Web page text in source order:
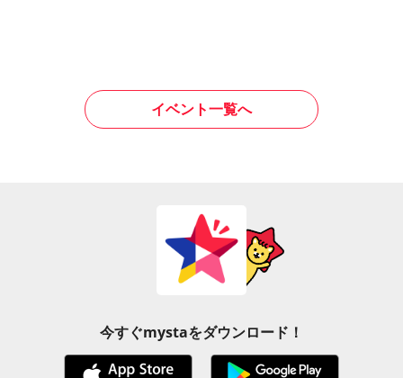
イベント一覧へ
今すぐmystaをダウンロード！